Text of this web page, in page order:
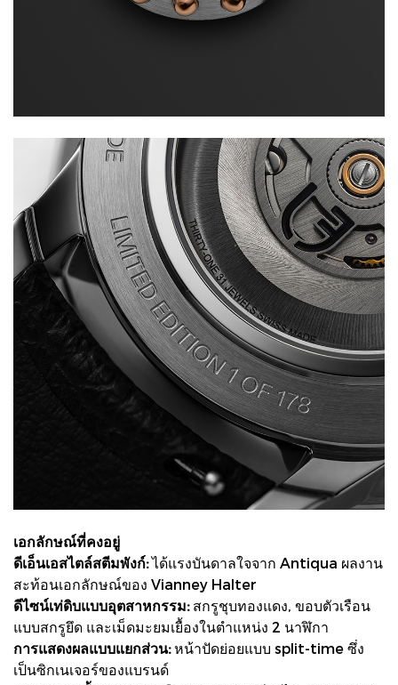
เอกลักษณ์ที่คงอยู่
ดีเอ็นเอสไตล์สตีมพังก์:ได้แรงบันดาลใจจาก Antiqua ผลงาน
สะท้อนเอกลักษณ์ของ Vianney Halter
ดีไซน์เท่ดิบแบบอุตสาหกรรม:สกรูชุบทองแดง, ขอบตัวเรือน
แบบสกรูยึด และเม็ดมะยมเยื้องในตำแหน่ง 2 นาฬิกา
การแสดงผลแบบแยกส่วน:หน้าปัดย่อยแบบ split-time ซึ่ง
เป็นซิกเนเจอร์ของแบรนด์